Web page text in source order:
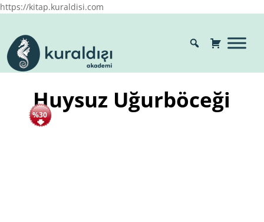
https://kitap.kuraldisi.com
Huysuz Uğurböceği
%30